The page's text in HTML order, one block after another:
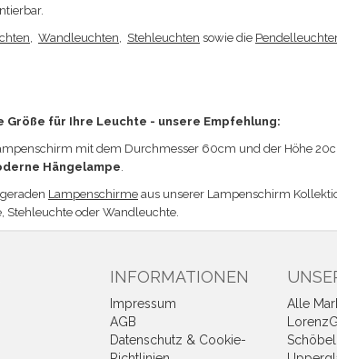
, Wandleuchten, Stehleuchten sowie die
Größe für Ihre Leuchte - unsere Empfehlung:
mit dem Durchmesser 60cm und der Höhe
Hängelampe.
Lampenschirme aus unserer Lampenschirm
Stehleuchte oder Wandleuchte.
INFORMATIONEN
Impressum
AGB
Datenschutz & Cookie-
Alle